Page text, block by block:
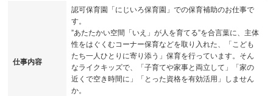
仕事内容
認可保育園「にじいろ保育園」での保育補助のお仕事で
す。
”あたたかい空間「いえ」が人を育てる”を合言葉に、主体
性をはぐくむコーナー保育などを取り入れた、「こども
たち一人ひとりに寄り添う」保育を行っています。そん
なライクキッズで、「子育てや家事と両立して」「家の
近くで空き時間に」「とった資格を有効活用」しません
か。